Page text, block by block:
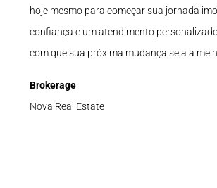
hoje mesmo para começar sua jornada
confiança e um atendimento
com que sua próxima mudança seja a
Brokerage
Nova Real Estate